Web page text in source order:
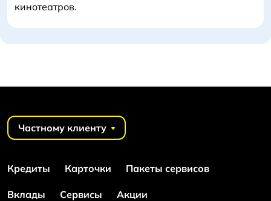
кинотеатров.
Частному клиенту
Кредиты Карточки Пакеты сервисов
Вклады Сервисы Акции